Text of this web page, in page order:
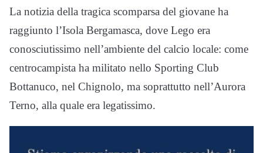
La notizia della tragica scomparsa del giovane ha
raggiunto l’Isola Bergamasca, dove Lego era
conosciutissimo nell’ambiente del calcio locale: come
centrocampista ha militato nello Sporting Club
Bottanuco, nel Chignolo, ma soprattutto nell’Aurora
Terno, alla quale era legatissimo.